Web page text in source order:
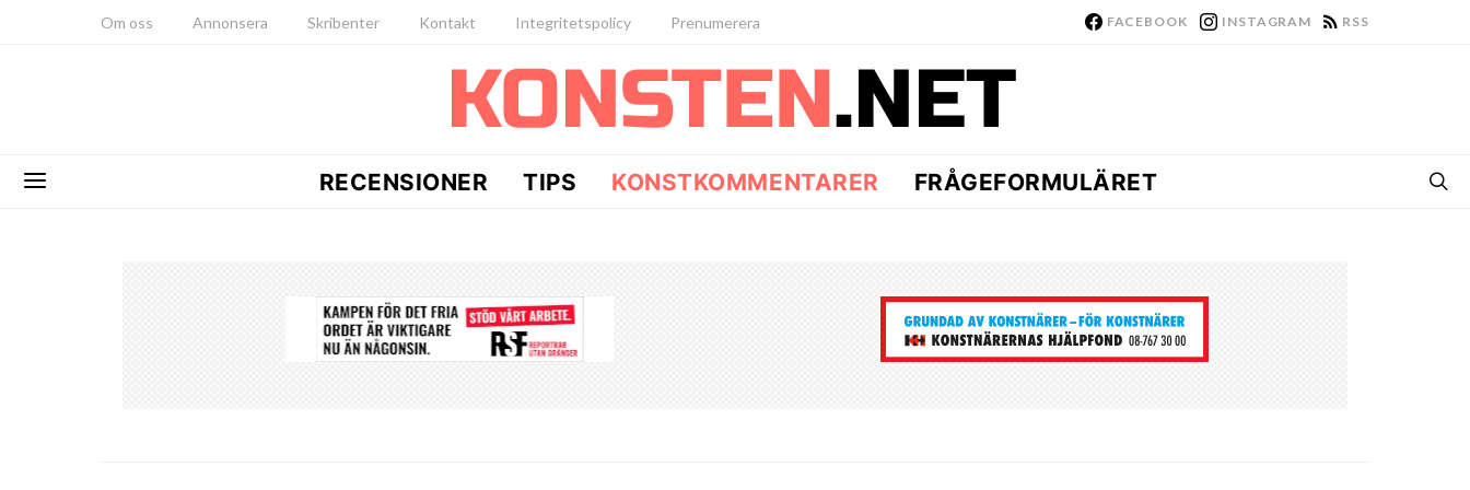
Om oss Annonsera Skribenter Kontakt Integritetspolicy Prenumerera FACEBOOK INSTAGRAM RSS
RECENSIONER TIPS KONSTKOMMENTARER FRÅGEFORMULÄRET